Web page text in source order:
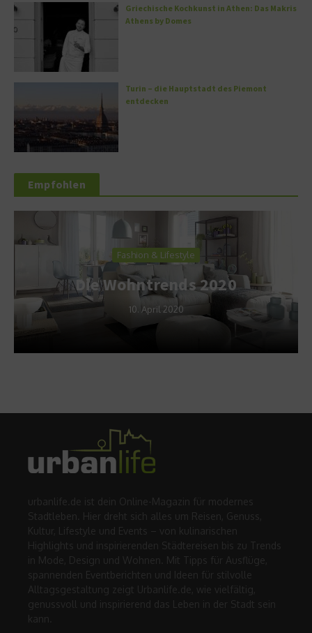
Griechische Kochkunst in Athen: Das Makris
Athens by Domes
Turin – die Hauptstadt des Piemont
entdecken
Empfohlen
Fashion & Lifestyle
Die Wohntrends 2020
10. April 2020
urbanlife.de ist dein Online-Magazin für modernes
Stadtleben. Hier dreht sich alles um Reisen, Genuss,
Kultur, Lifestyle und Events – von kulinarischen
Highlights und inspirierenden Städtereisen bis zu Trends
in Mode, Design und Wohnen. Mit Tipps für Ausflüge,
spannenden Eventberichten und Ideen für stilvolle
Alltagsgestaltung zeigt Urbanlife.de, wie vielfältig,
genussvoll und inspirierend das Leben in der Stadt sein
kann.